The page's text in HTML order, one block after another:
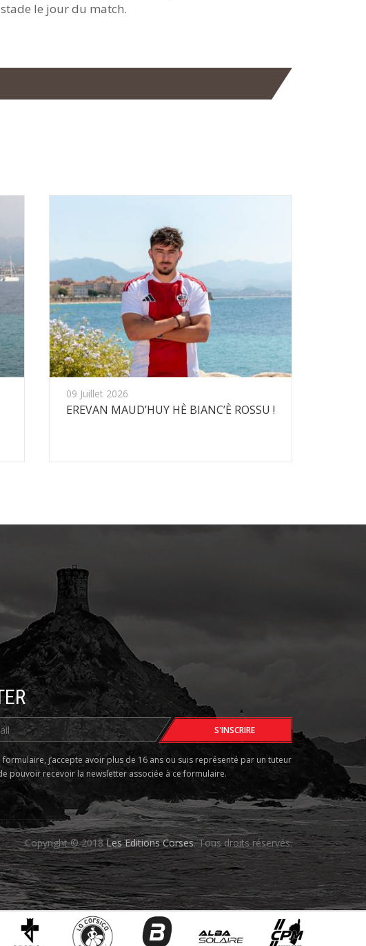
le jour du match.
09 Juillet 2026
EREVAN MAUD’HUY HÈ BIANC’È ROSSU !
formulaire, j’accepte avoir plus de 16 ans ou suis représenté par un tuteur
pouvoir recevoir la newsletter associée à ce formulaire.
Copyright © 2018Les Editions Corses. Tous droits réservés.